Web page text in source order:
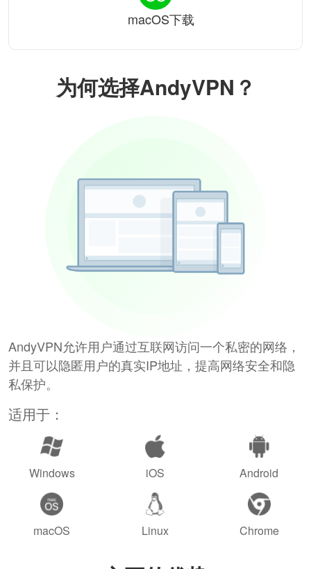
为何选择AndyVPN？
AndyVPN允许用户通过互联网访问一个私密的网络，
并且可以隐匿用户的真实IP地址，提高网络安全和隐
私保护。
适用于：
Windows iOS Android
macOS Linux Chrome
macOS下载